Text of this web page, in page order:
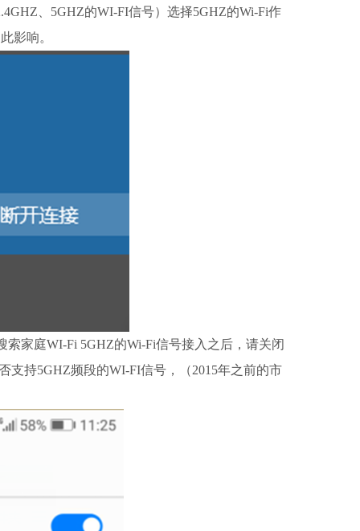
、5GHZ的WI-FI信号）选择5GHZ的Wi-Fi作
影响。
家庭WI-Fi 5GHZ的Wi-Fi信号接入之后，请关闭
持5GHZ频段的WI-FI信号，（2015年之前的市